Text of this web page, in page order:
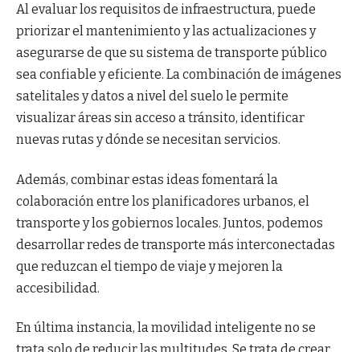
Al evaluar los requisitos de infraestructura, puede
priorizar el mantenimiento y las actualizaciones y
asegurarse de que su sistema de transporte público
sea confiable y eficiente. La combinación de imágenes
satelitales y datos a nivel del suelo le permite
visualizar áreas sin acceso a tránsito, identificar
nuevas rutas y dónde se necesitan servicios.
Además, combinar estas ideas fomentará la
colaboración entre los planificadores urbanos, el
transporte y los gobiernos locales. Juntos, podemos
desarrollar redes de transporte más interconectadas
que reduzcan el tiempo de viaje y mejoren la
accesibilidad.
En última instancia, la movilidad inteligente no se